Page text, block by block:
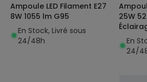
Ampoule LED Filament E27
8W 1055 lm G95
En Stock, Livré sous
24/48h
25W
A
En
24/